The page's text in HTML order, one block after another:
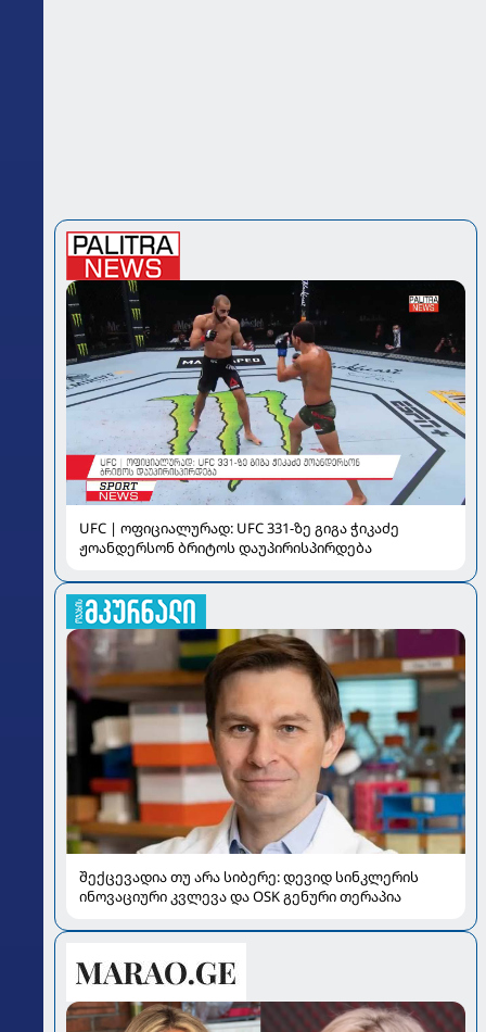
UFC | ოფიციალურად: UFC 331-ზე გიგა ჭიკაძე
ჟოანდერსონ ბრიტოს დაუპირისპირდება
შექცევადია თუ არა სიბერე: დევიდ სინკლერის
ინოვაციური კვლევა და OSK გენური თერაპია